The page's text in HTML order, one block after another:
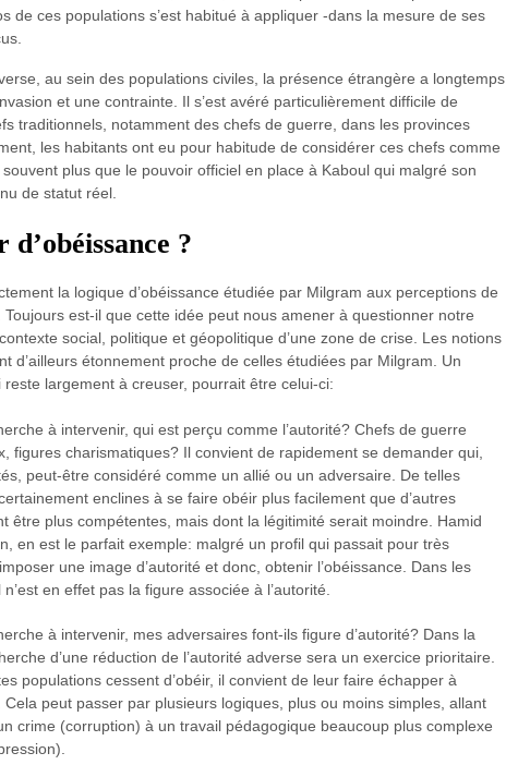
de ces populations s’est habitué à appliquer -dans la mesure de ses
au sein des populations civiles, la présence étrangère a longtemps
et une contrainte. Il s’est avéré particulièrement difficile de
traditionnels, notamment des chefs de guerre, dans les provinces
les habitants ont eu pour habitude de considérer ces chefs comme
plus que le pouvoir officiel en place à Kaboul qui malgré son
de statut réel.
?
la logique d’obéissance étudiée par Milgram aux perceptions de
est-il que cette idée peut nous amener à questionner notre
social, politique et géopolitique d’une zone de crise. Les notions
d’ailleurs étonnement proche de celles étudiées par Milgram. Un
reste largement à creuser, pourrait être celui-ci:
à intervenir, qui est perçu comme l’autorité? Chefs de guerre
figures charismatiques? Il convient de rapidement se demander qui,
peut-être considéré comme un allié ou un adversaire. De telles
enclines à se faire obéir plus facilement que d’autres
être plus compétentes, mais dont la légitimité serait moindre. Hamid
en est le parfait exemple: malgré un profil qui passait pour très
une image d’autorité et donc, obtenir l’obéissance. Dans les
en effet pas la figure associée à l’autorité.
à intervenir, mes adversaires font-ils figure d’autorité? Dans la
d’une réduction de l’autorité adverse sera un exercice prioritaire.
populations cessent d’obéir, il convient de leur faire échapper à
Cela peut passer par plusieurs logiques, plus ou moins simples, allant
crime (corruption) à un travail pédagogique beaucoup plus complexe